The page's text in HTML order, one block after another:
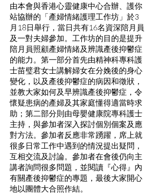
由本會與香港心靈健康中心合辦、護你
站協辦的「產婦情緒護理工作坊」於3
月18日舉行，當日共有16名資深陪月員
及一對夫婦參加。工作坊的目的是提升
陪月員照顧產婦情緒及辨識產後抑鬱症
的能力。第一部分首先由精神科專科護
士苗璧君女士講解婦女在分娩後的身心
變化，以及產後抑鬱症的病因和徵狀，
並教大家如何及早辨識產後抑鬱症，令
懷疑患病的產婦及其家庭懂得適當時求
助；第二部分則由母嬰健康院專科護士
主持，與參加者深入探討個別個案及應
對方法。參加者反應非常踴躍，席上就
很多日常工作中遇到的情況提出疑問，
互相交流及討論。參加者在會後仍向主
講者詢問很多問題，並閱讀『心得』內
有關產後抑鬱症的專題，最後大家開心
地以團體大合照作結。